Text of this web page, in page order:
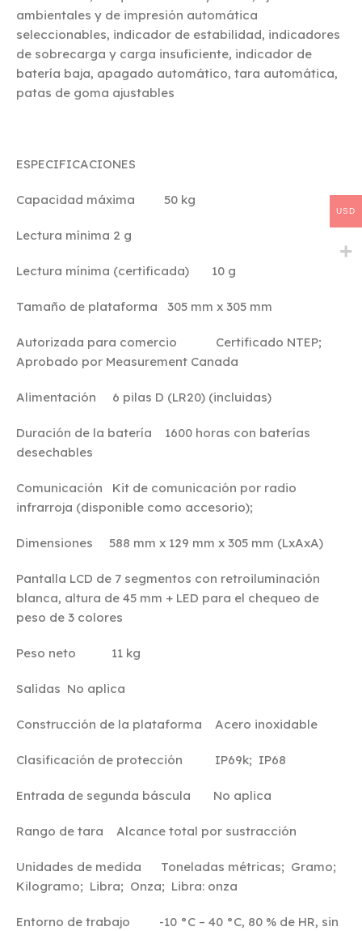
ambientales y de impresión automática
seleccionables, indicador de estabilidad, indicadores
de sobrecarga y carga insuficiente, indicador de
batería baja, apagado automático, tara automática,
patas de goma ajustables
ESPECIFICACIONES
Capacidad máxima 50 kg
Lectura mínima 2 g
Lectura mínima (certificada) 10 g
Tamaño de plataforma 305 mm x 305 mm
Autorizada para comercio Certificado NTEP;
Aprobado por Measurement Canada
Alimentación 6 pilas D (LR20) (incluidas)
Duración de la batería 1600 horas con baterías
desechables
Comunicación Kit de comunicación por radio
infrarroja (disponible como accesorio);
Dimensiones 588 mm x 129 mm x 305 mm (LxAxA)
Pantalla LCD de 7 segmentos con retroiluminación
blanca, altura de 45 mm + LED para el chequeo de
peso de 3 colores
Peso neto 11 kg
Salidas No aplica
Construcción de la plataforma Acero inoxidable
Clasificación de protección IP69k; IP68
Entrada de segunda báscula No aplica
Rango de tara Alcance total por sustracción
Unidades de medida Toneladas métricas; Gramo;
Kilogramo; Libra; Onza; Libra: onza
Entorno de trabajo -10 °C – 40 °C, 80 % de HR, sin
USD